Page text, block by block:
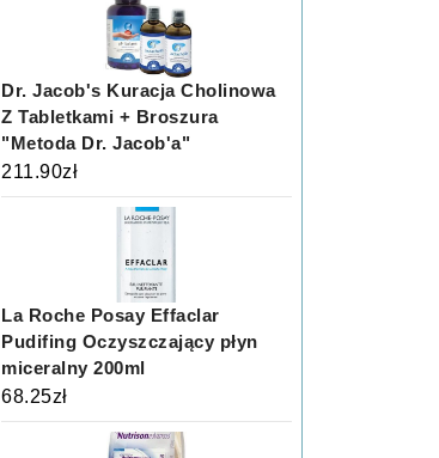
Dr. Jacob's Kuracja Cholinowa
Z Tabletkami + Broszura
"Metoda Dr. Jacob'a"
211.90zł
La Roche Posay Effaclar
Pudifing Oczyszczający płyn
miceralny 200ml
68.25zł